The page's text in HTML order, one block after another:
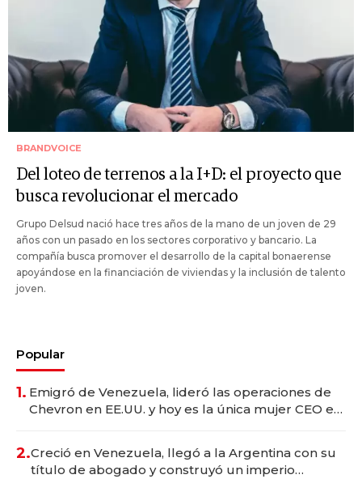
BRANDVOICE
Del loteo de terrenos a la I+D: el proyecto que
busca revolucionar el mercado
Grupo Delsud nació hace tres años de la mano de un joven de 29
años con un pasado en los sectores corporativo y bancario. La
compañía busca promover el desarrollo de la capital bonaerense
apoyándose en la financiación de viviendas y la inclusión de talento
joven.
Popular
1. Emigró de Venezuela, lideró las operaciones de
Chevron en EE.UU. y hoy es la única mujer CEO en
2.Creció en Venezuela, llegó a la Argentina con su
título de abogado y construyó un imperio